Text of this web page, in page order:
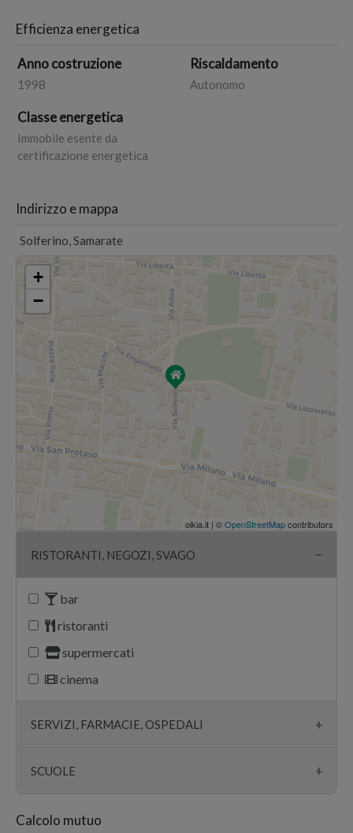
Efficienza energetica
Anno costruzione
1998
Riscaldamento
Autonomo
Classe energetica
Immobile esente da
certificazione energetica
Indirizzo e mappa
Solferino, Samarate
+
−
oikia.it | ©OpenStreetMapcontributors
RISTORANTI, NEGOZI, SVAGO
bar
ristoranti
supermercati
cinema
SERVIZI, FARMACIE, OSPEDALI
farmacie
ospedali
SCUOLE
scuole
Calcolo mutuo